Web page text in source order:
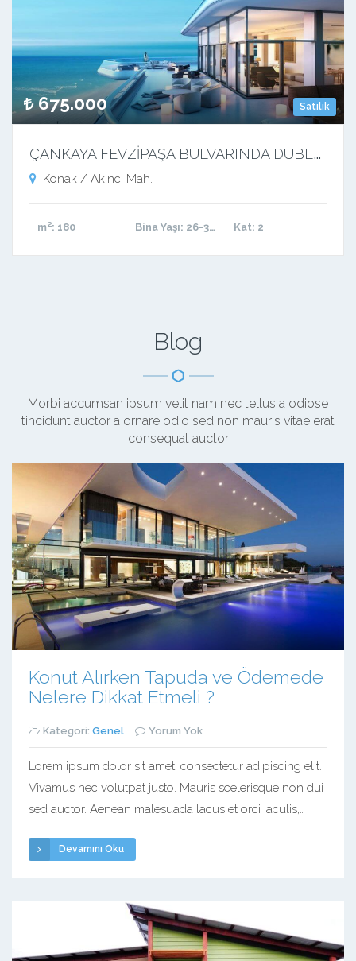
Satılık
675.000
Ç
ANKAYA FEVZİPAŞA BULVARINDA DUBLEKS DÜKKAN
Konak / Akıncı Mah.
m²: 180 Bina Yaşı: 26-30 arası Kat: 2
Blog
Morbi accumsan ipsum velit nam nec tellus a odiose
tincidunt auctor a ornare odio sed non mauris vitae erat
consequat auctor
Konut Alırken Tapuda ve Ödemede
Nelere Dikkat Etmeli ?
Kategori: Genel Yorum Yok
Lorem ipsum dolor sit amet, consectetur adipiscing elit.
Vivamus nec volutpat justo. Mauris scelerisque non dui
sed auctor. Aenean malesuada lacus et orci iaculis,
pulvinar sollicitudin. Nulla massa eros, suscipit vel
Devamını Oku